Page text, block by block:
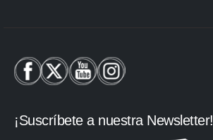
¡Suscríbete a nuestra Newsletter!